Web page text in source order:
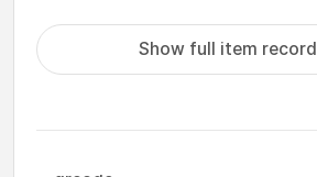
Show full item record